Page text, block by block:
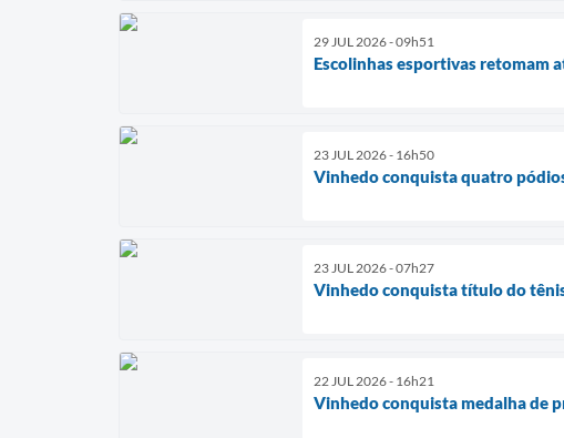
29 JUL 2026 - 09h51
Escolinhas esportivas retomam
23 JUL 2026 - 16h50
Vinhedo conquista quatro
23 JUL 2026 - 07h27
Vinhedo conquista título do
22 JUL 2026 - 16h21
Vinhedo conquista medalha de